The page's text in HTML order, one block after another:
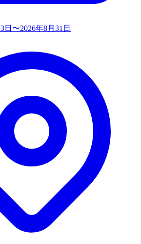
日〜2026年8月31日